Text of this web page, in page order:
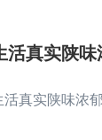
活真实陕
活真实陕味浓